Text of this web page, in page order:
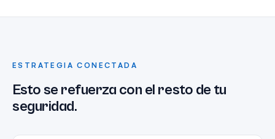
ESTRATEGIA CONECTADA
Esto se refuerza con el resto de tu
seguridad.